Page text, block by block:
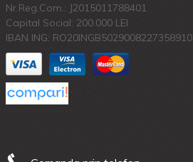
Nr.Reg.Com.: J2015011788401
Capital Social: 200.000 LEI
IBAN ING: RO20INGB5029008227358910